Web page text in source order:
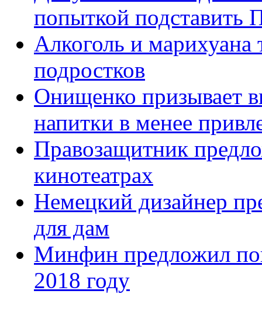
попыткой подставить
Алкоголь и марихуана
подростков
Онищенко призывает
напитки в менее
Правозащитник
кинотеатрах
Немецкий дизайнер
для дам
Минфин предложил
2018 году